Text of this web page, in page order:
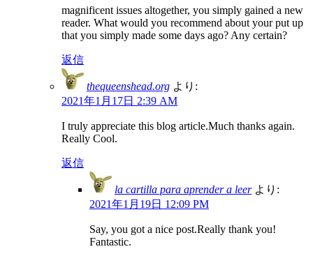
magnificent issues altogether, you simply gained a new
reader. What would you recommend about your put up
that you simply made some days ago? Any certain?
返信
thequeenshead.org より:
2021年1月17日 2:39 AM
I truly appreciate this blog article.Much thanks again.
Really Cool.
返信
la cartilla para aprender a leer より:
2021年1月19日 12:09 PM
Say, you got a nice post.Really thank you!
Fantastic.